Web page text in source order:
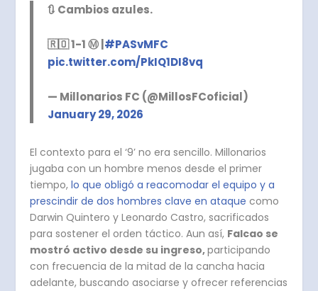
🔃 Cambios azules.
🇷🇴 1-1 Ⓜ️ | #PASvMFC
pic.twitter.com/PkIQ1DI8vq
— Millonarios FC (@MillosFCoficial)
January 29, 2026
El contexto para el ‘9’ no era sencillo. Millonarios
jugaba con un hombre menos desde el primer
tiempo,lo que obligó a reacomodar el equipo y a
prescindir de dos hombres clave en ataque como
Darwin Quintero y Leonardo Castro, sacrificados
para sostener el orden táctico. Aun así, Falcao se
mostró activo desde su ingreso,participando
con frecuencia de la mitad de la cancha hacia
adelante, buscando asociarse y ofrecer referencias